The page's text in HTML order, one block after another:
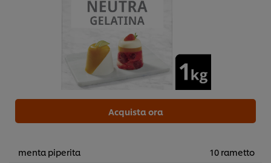
Acquista ora
menta piperita 10 rametto